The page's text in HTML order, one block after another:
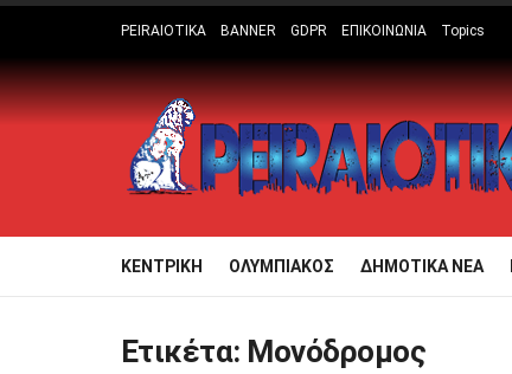
PEIRAIOTIKA BANNER GDPR ΕΠΙΚΟΙΝΩΝΙΑ Topics
ΚΕΝΤΡΙΚΗ ΟΛΥΜΠΙΑΚΟΣ ΔΗΜΟΤΙΚΑ ΝΕΑ
Ετικέτα: Μονόδρομος